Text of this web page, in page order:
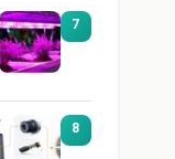
7
8